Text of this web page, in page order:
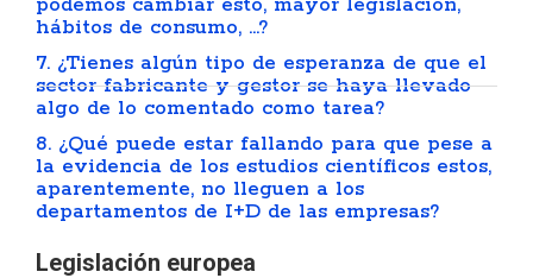
hábitos de consumo, …?
7. ¿Tienes algún tipo de esperanza de que el
sector fabricante y gestor se haya llevado
algo de lo comentado como tarea?
8. ¿Qué puede estar fallando para que pese a
la evidencia de los estudios científicos estos,
aparentemente, no lleguen a los
departamentos de I+D de las empresas?
Legislación europea